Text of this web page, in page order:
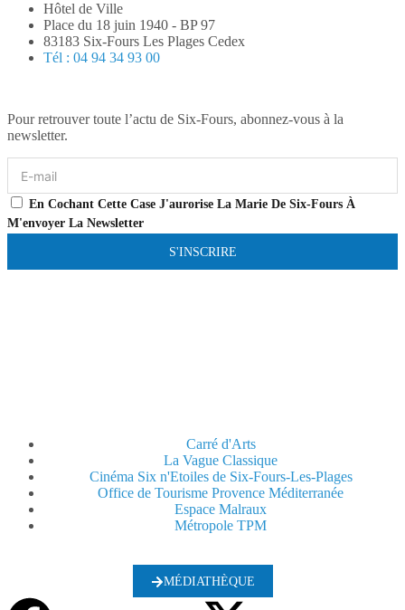
Hôtel de Ville
Place du 18 juin 1940 - BP 97
83183 Six-Fours Les Plages Cedex
Tél : 04 94 34 93 00
Pour retrouver toute l’actu de Six-Fours, abonnez-vous à la
newsletter.
En Cochant Cette Case J'aurorise La Marie De Six-Fours À
M'envoyer La Newsletter
S'INSCRIRE
Carré d'Arts
La Vague Classique
Cinéma Six n'Etoiles de Six-Fours-Les-Plages
Office de Tourisme Provence Méditerranée
Espace Malraux
Métropole TPM
MÉDIATHÈQUE